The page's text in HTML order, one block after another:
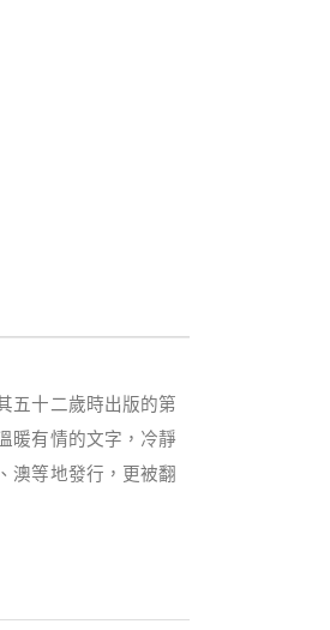
五十二歲時出版的第
暖有情的文字，冷靜
澳等地發行，更被翻